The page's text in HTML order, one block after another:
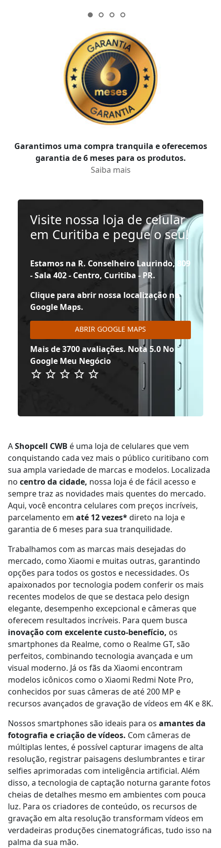
Garantimos uma compra tranquila e oferecemos
garantia de 6 meses para os produtos.
Saiba mais
Visite nossa loja de celular
em Curitiba e pegue o seu!
Estamos na R. Conselheiro Laurindo, 809
- Sala 402 - Centro, Curitiba - PR.
Clique para abrir nossa localização no
Google Maps.
ABRIR GOOGLE MAPS
Mais de 3700 avaliações. Nota 5.0 No
Google Meu Negócio
AShopcell CWB é uma loja de celulares que vem
conquistando cada vez mais o público curitibano com
sua ampla variedade de marcas e modelos. Localizada
no centro da cidade, nossa loja é de fácil acesso e
sempre traz as novidades mais quentes do mercado.
Aqui, você encontra celulares com preços incríveis,
parcelamento em até 12 vezes*direto na loja e
garantia de 6 meses para sua tranquilidade.
Trabalhamos com as marcas mais desejadas do
mercado, como Xiaomi e muitas outras, garantindo
opções para todos os gostos e necessidades. Os
apaixonados por tecnologia podem conferir os mais
recentes modelos de que se destaca pelo design
elegante, desempenho excepcional e câmeras que
oferecem resultados incríveis. Para quem busca
inovação com excelente custo-benefício, os
smartphones da Realme, como o Realme GT, são
perfeitos, combinando tecnologia avançada e um
visual moderno. Já os fãs da Xiaomi encontram
modelos icônicos como o Xiaomi Redmi Note Pro,
conhecidos por suas câmeras de até 200 MP e
recursos avançados de gravação de vídeos em 4K e 8K.
Nossos smartphones são ideais para os amantes da
fotografia e criação de vídeos. Com câmeras de
múltiplas lentes, é possível capturar imagens de alta
resolução, registrar paisagens deslumbrantes e tirar
selfies aprimoradas com inteligência artificial. Além
disso, a tecnologia de captação noturna garante fotos
cheias de detalhes mesmo em ambientes com pouca
luz. Para os criadores de conteúdo, os recursos de
gravação em alta resolução transformam vídeos em
verdadeiras produções cinematográficas, tudo isso na
palma da sua mão.